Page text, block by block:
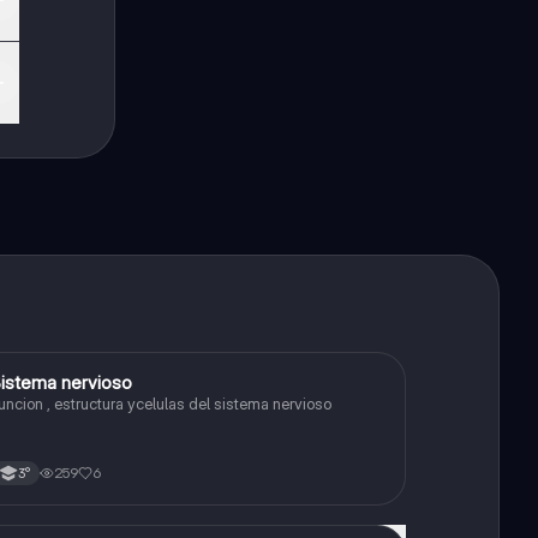
Biología nervioso
, estructura ycelulas del sistema nervioso
3° 259 6